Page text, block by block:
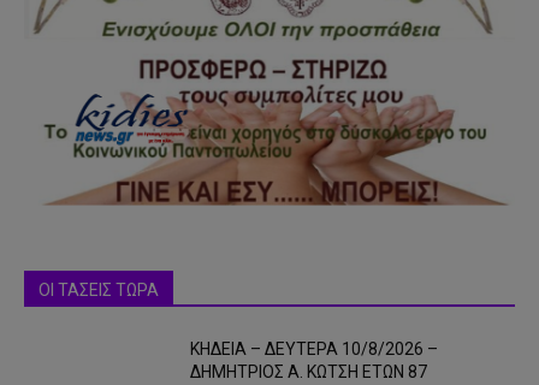
ΟΙ ΤΑΣΕΙΣ ΤΩΡΑ
ΚΗΔΕΙΑ – ΔΕΥΤΕΡΑ 10/8/2026 –
ΔΗΜΗΤΡΙΟΣ Α. ΚΩΤΣΗ ΕΤΩΝ 87